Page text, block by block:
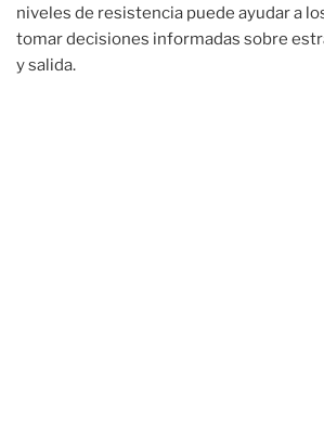
niveles de resistencia puede ayudar a
tomar decisiones informadas sobre
y salida.